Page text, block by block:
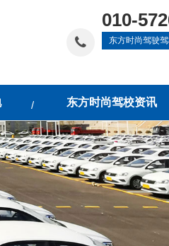
010-
东方时尚驾驶
东方时尚驾校资讯